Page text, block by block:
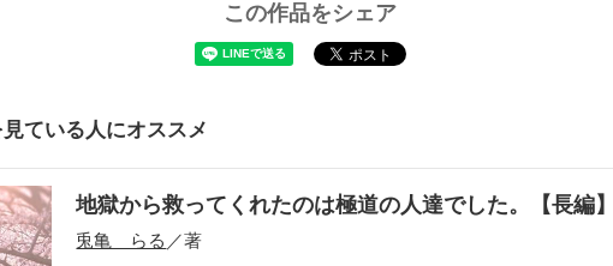
この作品をシェア
ている人にオススメ
地獄から救ってくれたのは極道の人達でした。【長編】
兎亀 らる ／著